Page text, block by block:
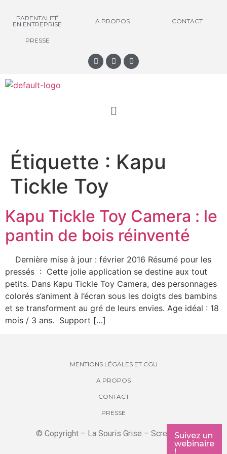
PARENTALITÉ
EN ENTREPRISE
A PROPOS CONTACT
PRESSE
Suivez un
webinaire
!
Étiquette : Kapu
Tickle Toy
Kapu Tickle Toy Camera : le
pantin de bois réinventé
Dernière mise à jour : février 2016 Résumé pour les
pressés : Cette jolie application se destine aux tout
petits. Dans Kapu Tickle Toy Camera, des personnages
colorés s’animent à l’écran sous les doigts des bambins
et se transforment au gré de leurs envies. Age idéal : 18
mois / 3 ans. Support […]
MENTIONS LÉGALES ET CGU
A PROPOS
CONTACT
PRESSE
© Copyright – La Souris Grise – Screenkids